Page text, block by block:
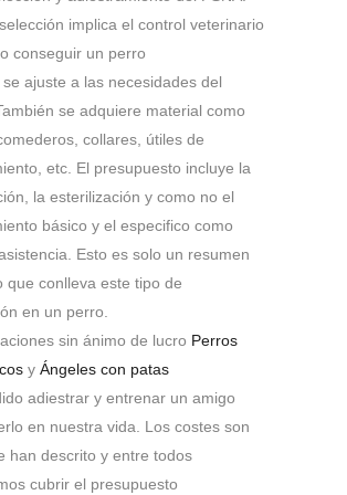
implica el control veterinario
conseguir un perro
ajuste a las necesidades del
se adquiere material como
collares, útiles de
etc. El presupuesto incluye la
la esterilización y como no el
básico y el especifico como
Esto es solo un resumen
que conlleva este tipo de
en un perro.
sin ánimo de lucro Perros
y Ángeles con patas
adiestrar y entrenar un amigo
en nuestra vida. Los costes son
han descrito y entre todos
cubrir el presupuesto